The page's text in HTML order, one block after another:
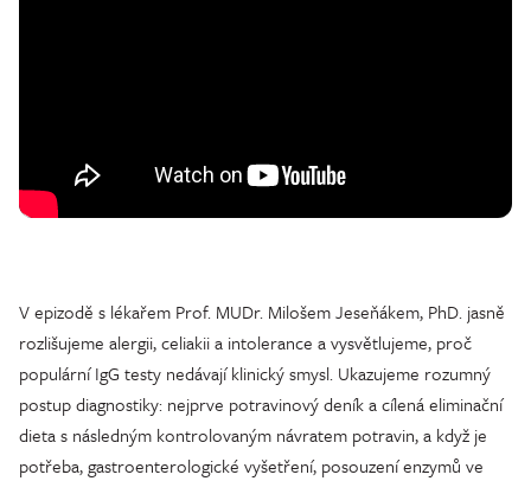
V epizodě s lékařem Prof. MUDr. Milošem Jeseňákem, PhD. jasně
rozlišujeme alergii, celiakii a intolerance a vysvětlujeme, proč
populární IgG testy nedávají klinický smysl. Ukazujeme rozumný
postup diagnostiky: nejprve potravinový deník a cílená eliminační
dieta s následným kontrolovaným návratem potravin, a když je
potřeba, gastroenterologické vyšetření, posouzení enzymů ve